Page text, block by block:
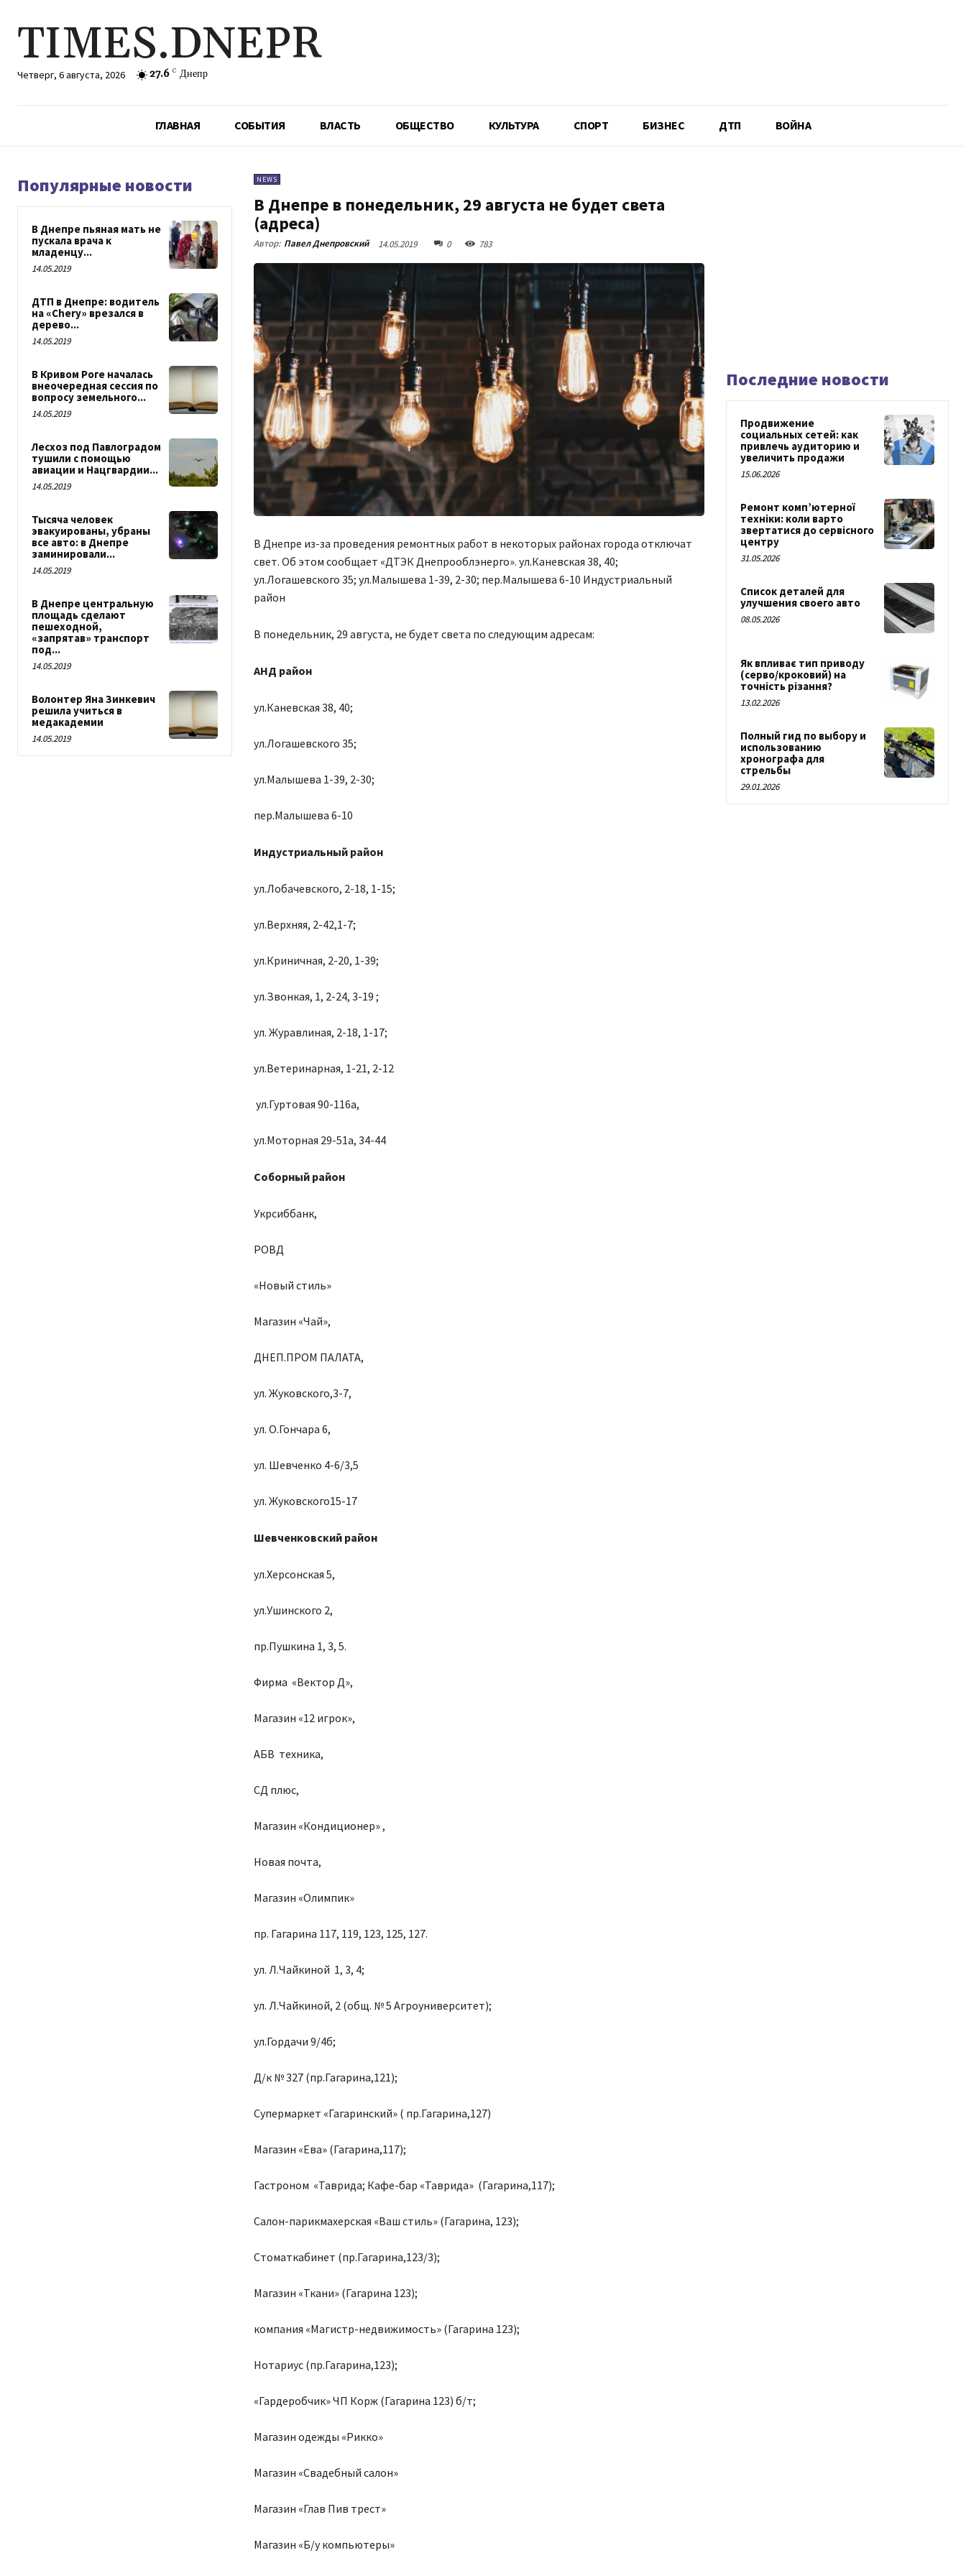
TIMES.DNEPR
Четверг, 6 августа, 2026 27.6 C Днепр
ГЛАВНАЯ СОБЫТИЯ ВЛАСТЬ ОБЩЕСТВО КУЛЬТУРА СПОРТ БИЗНЕС ДТП ВОЙНА
Популярные новости
В Днепре пьяная мать не
пускала врача к
младенцу...
14.05.2019
ДТП в Днепре: водитель
на «Chery» врезался в
дерево...
14.05.2019
В Кривом Роге началась
внеочередная сессия по
вопросу земельного...
14.05.2019
Лесхоз под Павлоградом
тушили с помощью
авиации и Нацгвардии...
14.05.2019
Тысяча человек
эвакуированы, убраны
все авто: в Днепре
заминировали...
14.05.2019
В Днепре центральную
площадь сделают
пешеходной,
«запрятав» транспорт
под...
14.05.2019
Волонтер Яна Зинкевич
решила учиться в
медакадемии
14.05.2019
NEWS
В Днепре в понедельник, 29 августа не будет света
(адреса)
Автор: Павел Днепровский 14.05.2019 0 783
В Днепре из-за проведения ремонтных работ в некоторых районах города отключат
свет. Об этом сообщает «ДТЭК Днепрооблэнерго». ул.Каневская 38, 40;
ул.Логашевского 35; ул.Малышева 1-39, 2-30; пер.Малышева 6-10 Индустриальный
район
В понедельник, 29 августа, не будет света по следующим адресам:
АНД район
ул.Каневская 38, 40;
ул.Логашевского 35;
ул.Малышева 1-39, 2-30;
пер.Малышева 6-10
Индустриальный район
ул.Лобачевского, 2-18, 1-15;
ул.Верхняя, 2-42,1-7;
ул.Криничная, 2-20, 1-39;
ул.Звонкая, 1, 2-24, 3-19 ;
ул. Журавлиная, 2-18, 1-17;
ул.Ветеринарная, 1-21, 2-12
ул.Гуртовая 90-116а,
ул.Моторная 29-51а, 34-44
Соборный район
Укрсиббанк,
РОВД
«Новый стиль»
Магазин «Чай»,
ДНЕП.ПРОМ ПАЛАТА,
ул. Жуковского,3-7,
ул. О.Гончара 6,
ул. Шевченко 4-6/3,5
ул. Жуковского15-17
Шевченковский район
ул.Херсонская 5,
ул.Ушинского 2,
пр.Пушкина 1, 3, 5.
Фирма «Вектор Д»,
Магазин «12 игрок»,
АБВ техника,
СД плюс,
Магазин «Кондиционер» ,
Новая почта,
Магазин «Олимпик»
пр. Гагарина 117, 119, 123, 125, 127.
ул. Л.Чайкиной 1, 3, 4;
ул. Л.Чайкиной, 2 (общ. № 5 Агроуниверситет);
ул.Гордачи 9/4б;
Д/к № 327 (пр.Гагарина,121);
Супермаркет «Гагаринский» ( пр.Гагарина,127)
Магазин «Ева» (Гагарина,117);
Гастроном «Таврида; Кафе-бар «Таврида» (Гагарина,117);
Салон-парикмахерская «Ваш стиль» (Гагарина, 123);
Стоматкабинет (пр.Гагарина,123/3);
Магазин «Ткани» (Гагарина 123);
компания «Магистр-недвижимость» (Гагарина 123);
Нотариус (пр.Гагарина,123);
«Гардеробчик» ЧП Корж (Гагарина 123) б/т;
Магазин одежды «Рикко»
Магазин «Свадебный салон»
Магазин «Глав Пив трест»
Магазин «Б/у компьютеры»
Последние новости
Продвижение
социальных сетей: как
привлечь аудиторию и
увеличить продажи
15.06.2026
Ремонт комп’ютерної
техніки: коли варто
звертатися до сервісного
центру
31.05.2026
Список деталей для
улучшения своего авто
08.05.2026
Як впливає тип приводу
(серво/кроковий) на
точність різання?
13.02.2026
Полный гид по выбору и
использованию
хронографа для
стрельбы
29.01.2026